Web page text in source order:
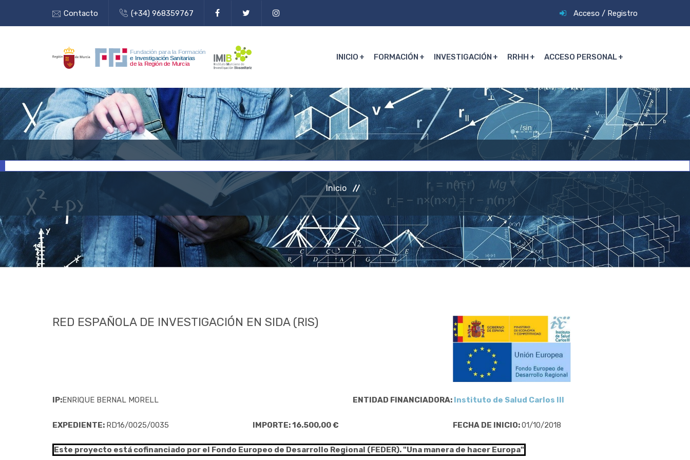
Contacto (+34) 968359767 Acceso / Registro
INICIO FORMACIÓN INVESTIGACIÓN RRHH ACCESO PERSONAL
Inicio
RED ESPAÑOLA DE INVESTIGACIÓN EN SIDA (RIS)
IP:ENRIQUE BERNAL MORELL ENTIDAD FINANCIADORA: Instituto de Salud Carlos III
EXPEDIENTE: RD16/0025/0035 IMPORTE: 16.500,00 € FECHA DE INICIO:01/10/2018
Este proyecto está cofinanciado por el Fondo Europeo de Desarrollo Regional (FEDER). "Una manera de hacer Europa"